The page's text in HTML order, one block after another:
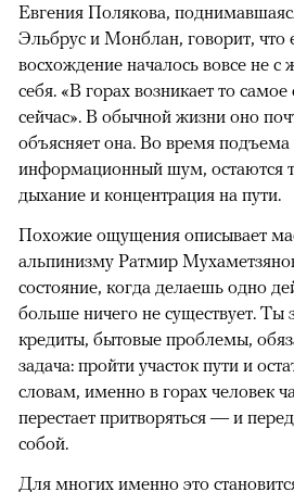
Евгения Полякова,
Эльбрус и Монблан, говорит, что
восхождение началось вовсе не с
себя. «В горах возникает то самое
сейчас». В обычной жизни оно
объясняет она. Во время подъема
информационный шум, остаются
дыхание и концентрация на пути.
Похожие ощущения описывает
альпинизму Ратмир
состояние, когда делаешь одно
больше ничего не существует. Ты
кредиты, бытовые проблемы,
задача: пройти участок пути и
словам, именно в горах человек
перестает притворяться — и
собой.
Для многих именно это